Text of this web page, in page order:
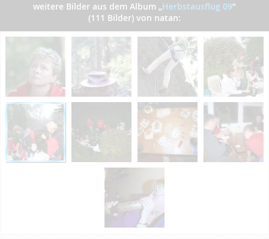
weitere Bilder aus dem Album „Herbstausflug 09”
(111 Bilder) von natan: